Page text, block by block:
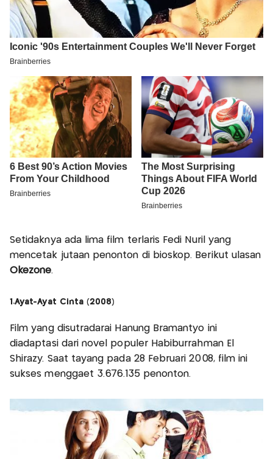
Setidaknya ada lima film terlaris Fedi Nuril yang
mencetak jutaan penonton di bioskop. Berikut ulasan
Okezone.
1.Ayat-Ayat Cinta (2008)
Film yang disutradarai Hanung Bramantyo ini
diadaptasi dari novel populer Habiburrahman El
Shirazy. Saat tayang pada 28 Februari 2008, film ini
sukses menggaet 3.676.135 penonton.